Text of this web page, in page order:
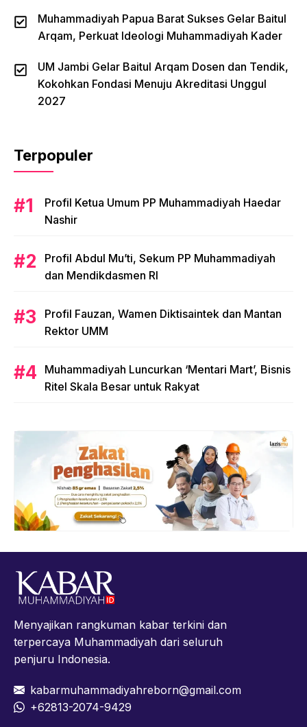
Muhammadiyah Papua Barat Sukses Gelar Baitul
Arqam, Perkuat Ideologi Muhammadiyah Kader
UM Jambi Gelar Baitul Arqam Dosen dan Tendik,
Kokohkan Fondasi Menuju Akreditasi Unggul
2027
Terpopuler
Profil Ketua Umum PP Muhammadiyah Haedar
Nashir
Profil Abdul Mu’ti, Sekum PP Muhammadiyah
dan Mendikdasmen RI
Profil Fauzan, Wamen Diktisaintek dan Mantan
Rektor UMM
Muhammadiyah Luncurkan ‘Mentari Mart’, Bisnis
Ritel Skala Besar untuk Rakyat
Menyajikan rangkuman kabar terkini dan
terpercaya Muhammadiyah dari seluruh
penjuru Indonesia.
kabarmuhammadiyahreborn@gmail.com
+62813-2074-9429